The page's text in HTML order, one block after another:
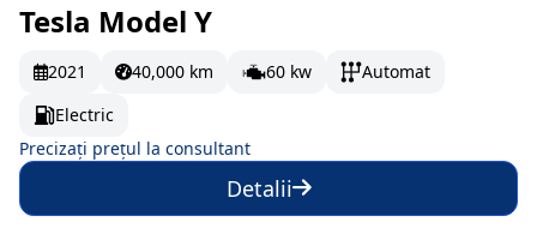
La comandă
Tesla Model Y
2021 40,000 km 60 kw
Automat
Electric
Precizați prețul la consultant
Detalii